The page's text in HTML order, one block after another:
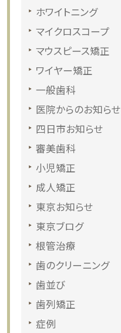
ホワイトニング
マイクロスコープ
マウスピース矯正
ワイヤー矯正
一般歯科
医院からのお知らせ
四日市お知らせ
審美歯科
小児矯正
成人矯正
東京お知らせ
東京ブログ
根管治療
歯のクリーニング
歯並び
歯列矯正
症例